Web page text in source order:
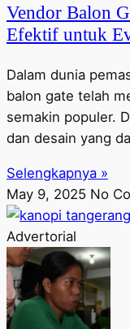
Vendor Balon
Efektif untuk
Dalam dunia
balon gate telah
semakin populer.
dan desain yang
Selengkapnya »
May 9, 2025 No
Advertorial